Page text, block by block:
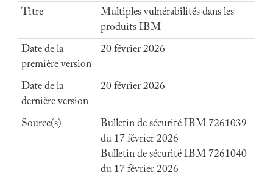
Titre
Multiples vulnérabilités dans les
produits IBM
Date de la
première version
20 février 2026
Date de la
dernière version
20 février 2026
Source(s)
Bulletin de sécurité IBM 7261039
du 17 février 2026
Bulletin de sécurité IBM 7261040
du 17 février 2026